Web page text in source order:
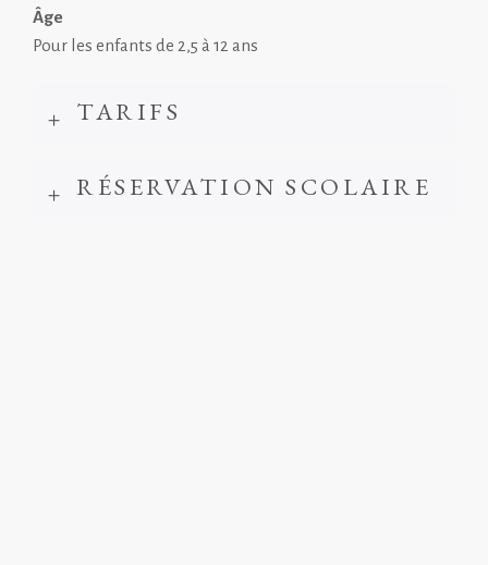
Âge
Pour les enfants de 2,5 à 12 ans
TARIFS
RÉSERVATION SCOLAIRE